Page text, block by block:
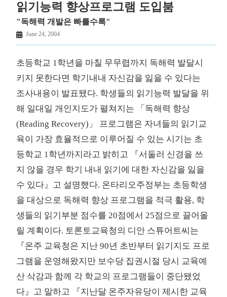
읽기능력 향상프로그램 도입붐
"독해력 개발은 빠를수록"
June 24, 2004
초등학교 1학년을 마칠 무무렵까지 독해력 발달시
키지 못한다면 학기내내 자신감을 잃을 수 있다는
조사내용이 발표됐다. 학생들의 읽기능력 발달을 위
해 일대일 개인지도가 펼쳐지는 「독해력 향상
(Reading Recovery)」 프로그램은 자녀들의 읽기교
육이 가장 효율적으로 이루어질 수 있는 시기는 초
등학교 1학년까지라고 밝히고 『서둘러 신경을 쓰
지 않을 경우 학기 내내 읽기에 대한 자신감을 잃을
수 있다』고 설명했다. 온타리오주정부는 초등학생
을 대상으로 독해력 향상 프로그램을 적극 활용, 학
생들의 읽기부분 점수를 20점에서 25점으로 끌어올
릴 계획이다. 토론토교육청의 디안 스튜어트씨는
『온주 교육청은 지난 90년 초반부터 읽기지도 프로
그램을 운영해왔지만 보수당 집권시절 당시 교육예
산 삭감과 함께 각 학교의 프로그램들이 중단됐었
다』고 말하고 『지난달 온주자유당이 제시한 교육